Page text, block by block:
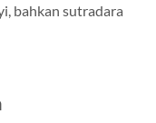
bahkan sutradara